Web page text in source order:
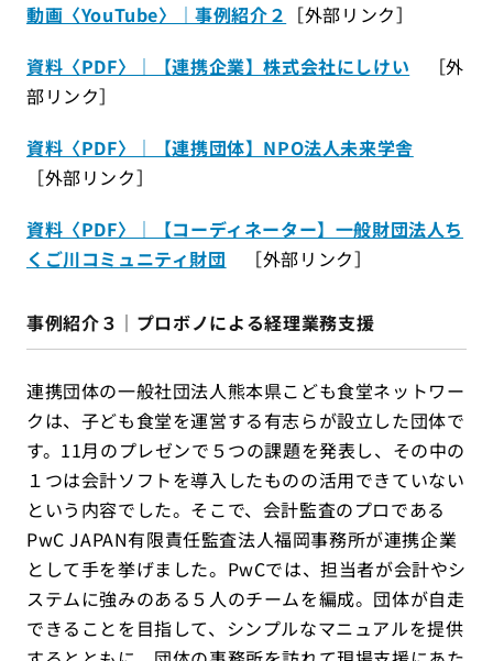
動画〈YouTube〉｜事例紹介２ ［外部リンク］
資料〈PDF〉｜【連携企業】株式会社にしけい ［外
部リンク］
資料〈PDF〉｜【連携団体】NPO法人未来学舎
［外部リンク］
資料〈PDF〉｜【コーディネーター】一般財団法人ち
くご川コミュニティ財団 ［外部リンク］
事例紹介３｜プロボノによる経理業務支援
連携団体の一般社団法人熊本県こども食堂ネットワー
クは、子ども食堂を運営する有志らが設立した団体で
す。11月のプレゼンで５つの課題を発表し、その中の
１つは会計ソフトを導入したものの活用できていない
という内容でした。そこで、会計監査のプロである
PwC JAPAN有限責任監査法人福岡事務所が連携企業
として手を挙げました。PwCでは、担当者が会計やシ
ステムに強みのある５人のチームを編成。団体が自走
できることを目指して、シンプルなマニュアルを提供